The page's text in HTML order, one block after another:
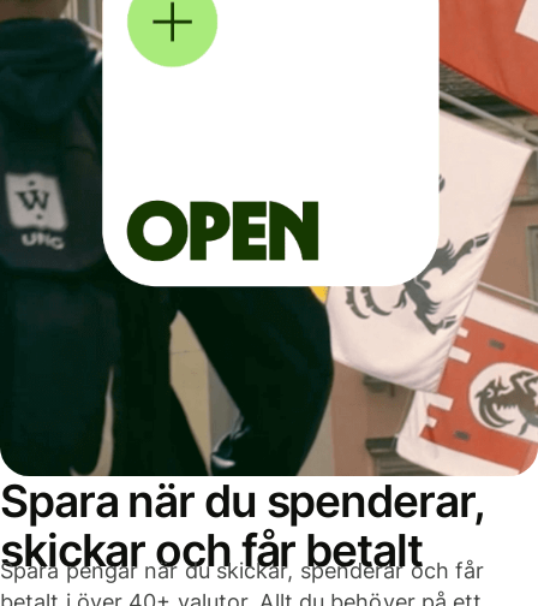
Spara när du spenderar,
skickar och får betalt
Spara pengar när du skickar, spenderar och får